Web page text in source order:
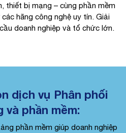
thiết bị mạng – cùng phần mềm
hãng công nghệ uy tín. Giải
doanh nghiệp và tổ chức lớn.
dịch vụ Phân phối
và phần mềm:
phần mềm giúp doanh nghiệp